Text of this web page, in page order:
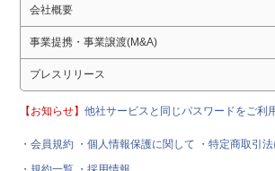
会社概要
事業提携・事業譲渡(M&A)
プレスリリース
【お知らせ】他社サービスと同じパスワードをご利
・会員規約 ・個人情報保護に関して
・特定商取引